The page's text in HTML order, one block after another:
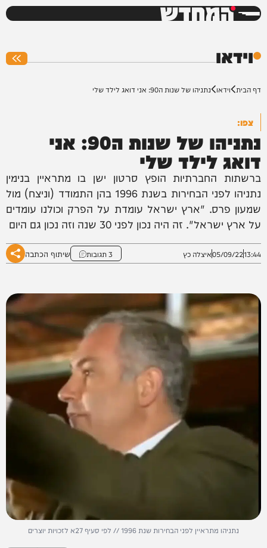
המחדש
וידאו
דף הבית וידאו נתניהו של שנות ה90: אני דואג לילד שלי
צפו:
נתניהו של שנות ה90: אני
דואג לילד שלי
ברשתות החברתיות הופץ סרטון ישן בו מתראיין בנימין
נתניהו לפני הבחירות בשנת 1996 בהן התמודד (וניצח) מול
שמעון פרס. "ארץ ישראל עומדת על הפרק וכולנו עומדים
על ארץ ישראל". זה היה נכון לפני 30 שנה וזה נכון גם היום
13:44
05/09/22איצלה כץ 3 תגובות שיתוף הכתבה
נתניהו מתראיין לפני הבחירות שנת 1996 // לפי סעיף 27א לזכויות יוצרים